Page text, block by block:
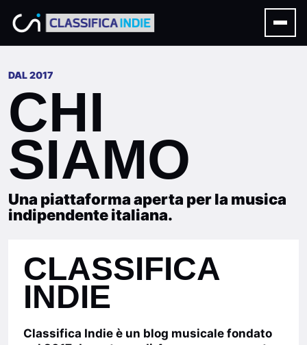
DAL 2017
CHI
SIAMO
Una piattaforma aperta per la musica
indipendente italiana.
CLASSIFICA
INDIE
Classifica Indie è un blog musicale fondato